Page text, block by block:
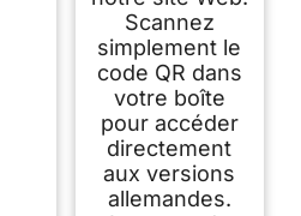
Scannez
simplement le
code QR dans
votre boîte
pour accéder
directement
aux versions
allemandes.